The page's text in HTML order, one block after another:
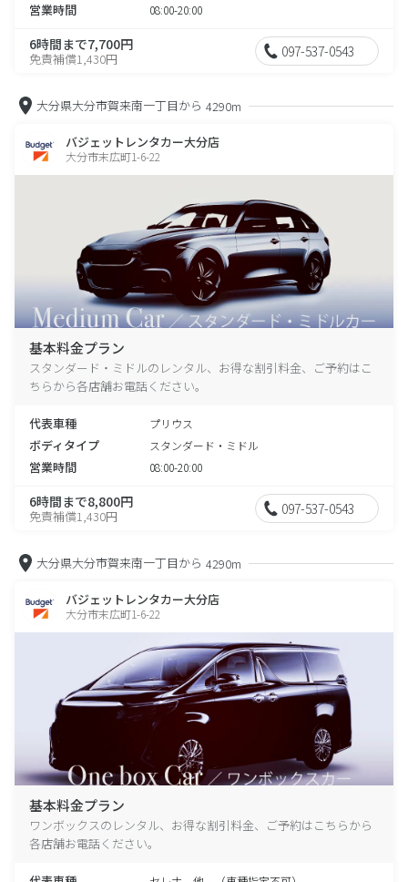
営業時間 08:00-20:00
6時間まで7,700円
免責補償1,430円 097-537-0543
大分県大分市賀来南一丁目から 4290m
バジェットレンタカー大分店
大分市末広町1-6-22
基本料金プラン
スタンダード・ミドルのレンタル、お得な割引料金、ご予約はこ
ちらから各店舗お電話ください。
代表車種 プリウス
ボディタイプ スタンダード・ミドル
営業時間 08:00-20:00
6時間まで8,800円
免責補償1,430円 097-537-0543
大分県大分市賀来南一丁目から 4290m
バジェットレンタカー大分店
大分市末広町1-6-22
基本料金プラン
ワンボックスのレンタル、お得な割引料金、ご予約はこちらから
各店舗お電話ください。